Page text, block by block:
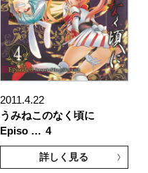
2011.4.22
うみねこのなく頃に
Episo … 4
詳しく見る